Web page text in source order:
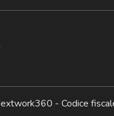
- Codice